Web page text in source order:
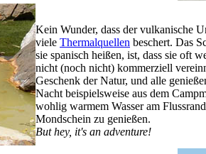
Kein Wunder, dass der vulkanische
viele Thermalquellen beschert. Das
sie spanisch heißen, ist, dass sie oft
nicht (noch nicht) kommerziell
Geschenk der Natur, und alle
Nacht beispielsweise aus dem
wohlig warmem Wasser am
Mondschein zu genießen.
But hey, it's an adventure!